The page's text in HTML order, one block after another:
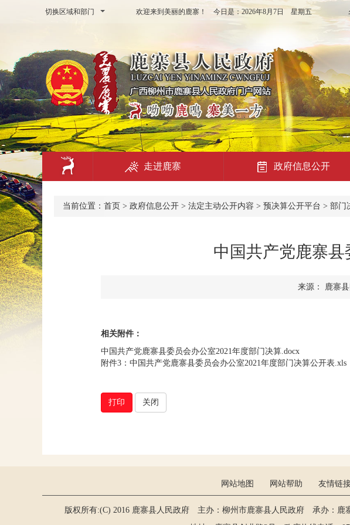
切换区域和部门 欢迎来到美丽的鹿寨！ 今日是： 2026年8月7日 星期五
走进鹿寨 政府信息公开
当前位置： 首页 > 政府信息公开 > 法定主动公开内容 > 预决算公开平台 > 部门
中国共产党鹿寨县
来源： 鹿寨
相关附件：
中国共产党鹿寨县委员会办公室2021年度部门决算.docx
附件3：中国共产党鹿寨县委员会办公室2021年度部门决算公开表.xls
打印 关闭
网站地图 网站帮助 友情链
版权所有:(C) 2016 鹿寨县人民政府 主办：柳州市鹿寨县人民政府 承办：鹿